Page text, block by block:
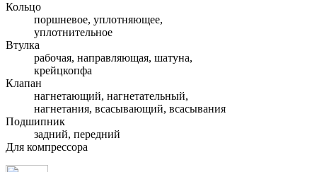
Кольцо
поршневое, уплотняющее,
уплотнительное
Втулка
рабочая, направляющая, шатуна,
крейцкопфа
Клапан
нагнетающий, нагнетательный,
нагнетания, всасывающий, всасывания
Подшипник
задний, передний
Для компрессора